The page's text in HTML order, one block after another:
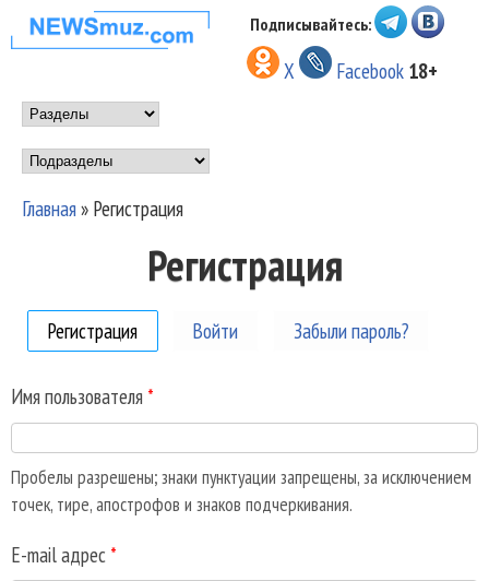
Перейти к основному
содержанию
НОВОСТИ
МУЗЫКИ И
ШОУ БИЗНЕСА
NEWSMUZ.COM
Подписывайтесь:
X Facebook 18+
Main menu
Подразделы
Главная» Регистрация
Регистрация
Регистрация (активная вкладка)
Войти Забыли пароль?
Имя пользователя *
Пробелы разрешены; знаки пунктуации запрещены, за исключением
точек, тире, апострофов и знаков подчеркивания.
E-mail адрес *